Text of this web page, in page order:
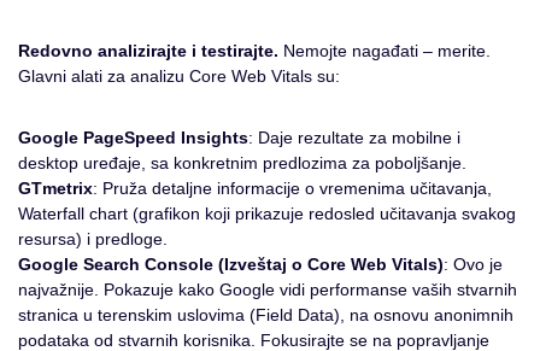
Redovno analizirajte i testirajte. Nemojte nagađati – merite.
Glavni alati za analizu Core Web Vitals su:
Google PageSpeed Insights: Daje rezultate za mobilne i
desktop uređaje, sa konkretnim predlozima za poboljšanje.
GTmetrix: Pruža detaljne informacije o vremenima učitavanja,
Waterfall chart (grafikon koji prikazuje redosled učitavanja svakog
resursa) i predloge.
Google Search Console (Izveštaj o Core Web Vitals): Ovo je
najvažnije. Pokazuje kako Google vidi performanse vaših stvarnih
stranica u terenskim uslovima (Field Data), na osnovu anonimnih
podataka od stvarnih korisnika. Fokusirajte se na popravljanje